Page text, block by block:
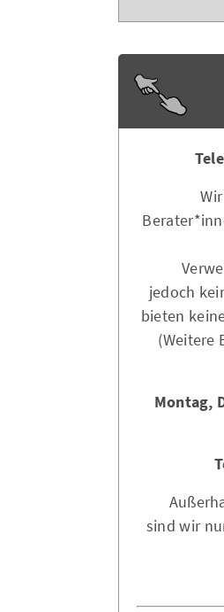
jedoch
bieten
(Weitere
Montag,
sind wir